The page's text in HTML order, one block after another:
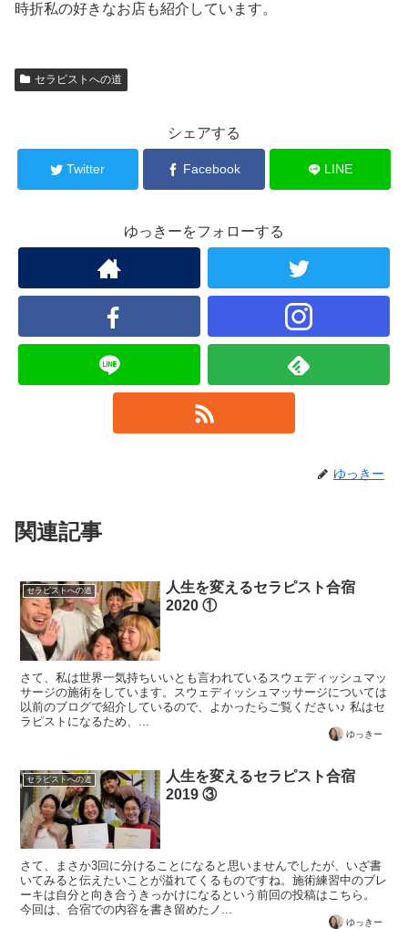
時折私の好きなお店も紹介しています。
セラピストへの道
シェアする
Twitter Facebook LINE
ゆっきーをフォローする
ゆっきー
関連記事
セラピストへの道
人生を変えるセラピスト合宿
2020 ①
さて、私は世界一気持ちいいとも言われているスウェディッシュマッ
サージの施術をしています。スウェディッシュマッサージについては
以前のブログで紹介しているので、よかったらご覧ください♪ 私はセ
ラピストになるため、...
ゆっきー
セラピストへの道
人生を変えるセラピスト合宿
2019 ③
さて、まさか3回に分けることになると思いませんでしたが、いざ書
いてみると伝えたいことが溢れてくるものですね。施術練習中のブレ
ーキは自分と向き合うきっかけになるという前回の投稿はこちら。
今回は、合宿での内容を書き留めたノ...
ゆっきー